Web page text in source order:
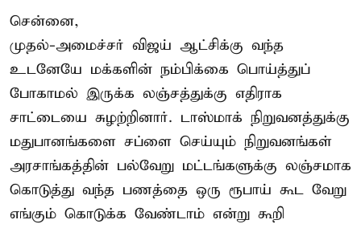
சென்னை,
முதல்-அமைச்சர் விஜய் ஆட்சிக்கு வந்த
உடனேயே மக்களின் நம்பிக்கை பொய்த்துப்
போகாமல் இருக்க லஞ்சத்துக்கு எதிராக
சாட்டையை சுழற்றினார். டாஸ்மாக் நிறுவனத்துக்கு
மதுபானங்களை சப்ளை செய்யும் நிறுவனங்கள்
அரசாங்கத்தின் பல்வேறு மட்டங்களுக்கு லஞ்சமாக
கொடுத்து வந்த பணத்தை ஒரு ரூபாய் கூட வேறு
எங்கும் கொடுக்க வேண்டாம் என்று கூறி